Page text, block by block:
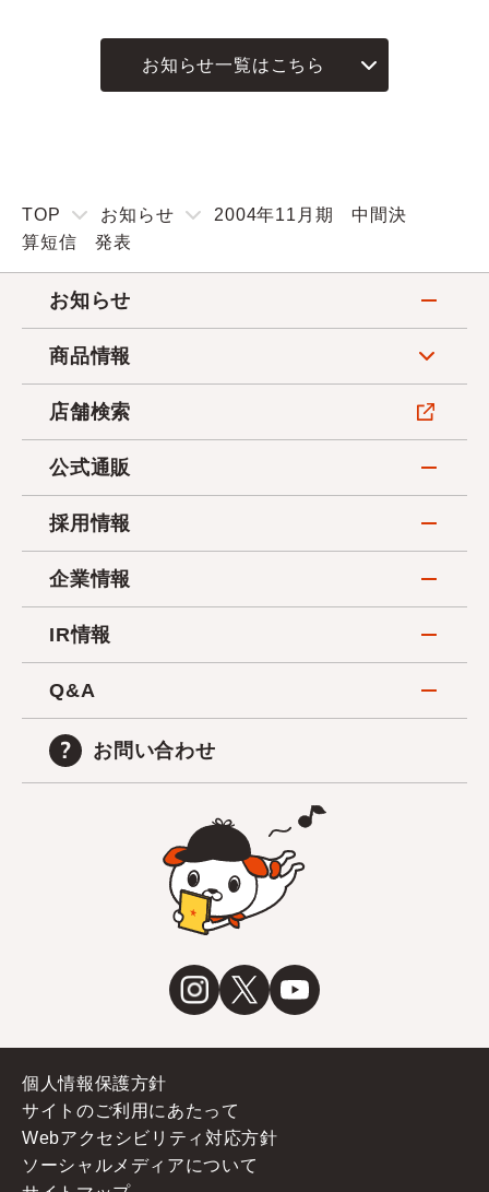
お知らせ一覧はこちら
TOP お知らせ
2004年11月期 中間決
算短信 発表
お知らせ
商品情報
店舗検索
公式通販
採用情報
企業情報
IR情報
Q&A
お問い合わせ
個人情報保護方針
サイトのご利用にあたって
Webアクセシビリティ対応方針
ソーシャルメディアについて